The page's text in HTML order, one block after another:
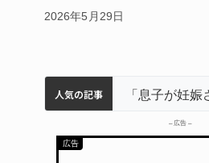
2026年5月29日
人気の記事
名張市水道料金47％値上げへ 答申案、審議会で大筋まとまる
中学校の陶壁モニュメント 地元建設会社がボランティアで清掃 伊賀
名張市立病院のDMAT、熊本地震の被災地へ 能登以来3回目の派遣
– 広告 –